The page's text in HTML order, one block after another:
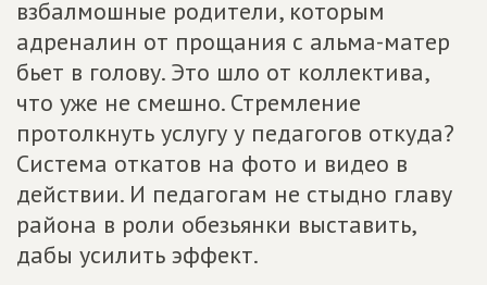
взбалмошные родители, которым
адреналин от прощания с альма-матер
бьет в голову. Это шло от коллектива,
что уже не смешно. Стремление
протолкнуть услугу у педагогов откуда?
Система откатов на фото и видео в
действии. И педагогам не стыдно главу
района в роли обезьянки выставить,
дабы усилить эффект.